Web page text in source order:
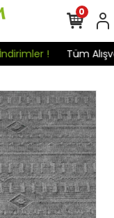
! Tüm
0